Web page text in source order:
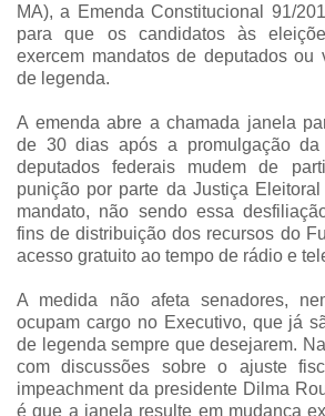
MA), a Emenda Constitucional 91/
para que os candidatos às
exercem mandatos de deputados ou
de legenda.
A emenda abre a chamada janela
de 30 dias após a promulgação
deputados federais mudem de
punição por parte da Justiça
mandato, não sendo essa
fins de distribuição dos recursos do
acesso gratuito ao tempo de rádio e
A medida não afeta senadores,
ocupam cargo no Executivo, que já
de legenda sempre que desejarem.
com discussões sobre o ajuste
impeachment da presidente Dilma
é que a janela resulte em mudança